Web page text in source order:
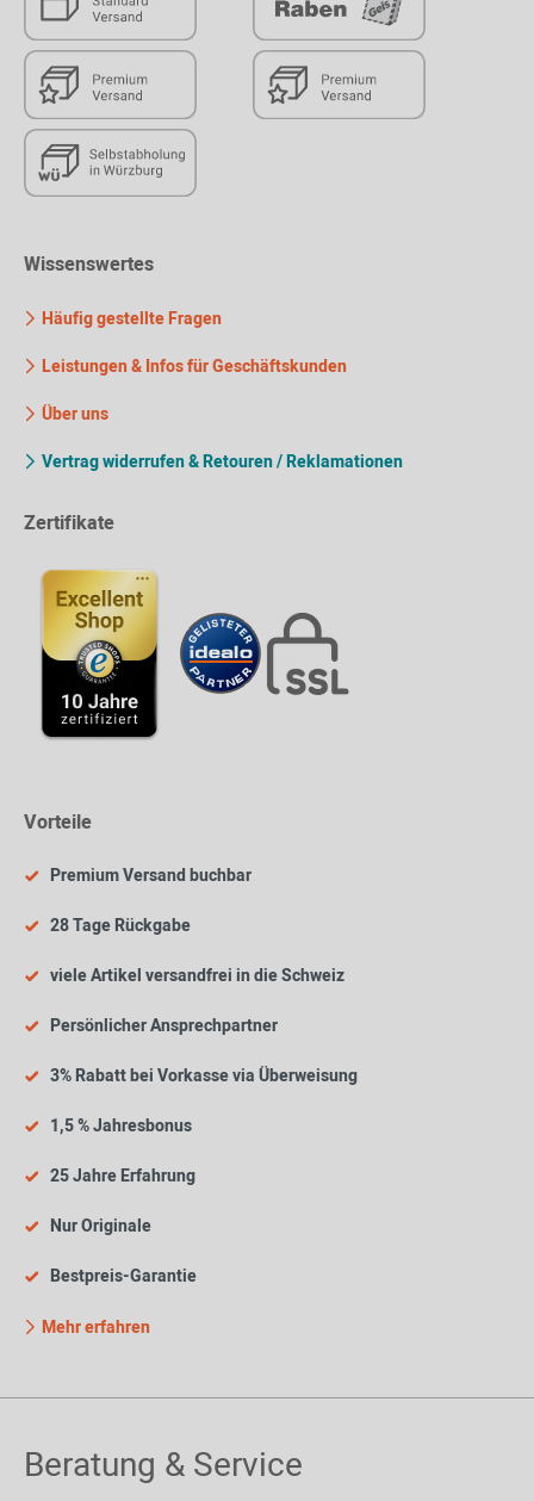
Wissenswertes
Häufig gestellte Fragen
Leistungen & Infos für Geschäftskunden
Über uns
Vertrag widerrufen & Retouren / Reklamationen
Zertifikate
Vorteile
Premium Versand buchbar
28 Tage Rückgabe
viele Artikel versandfrei in die Schweiz
Persönlicher Ansprechpartner
3% Rabatt bei Vorkasse via Überweisung
1,5 % Jahresbonus
25 Jahre Erfahrung
Nur Originale
Bestpreis-Garantie
Mehr erfahren
Beratung & Service